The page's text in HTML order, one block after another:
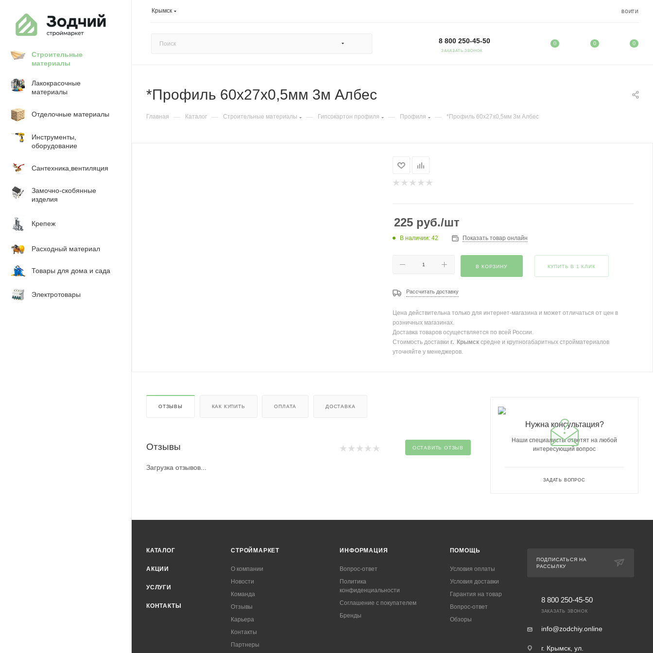
Крымск ВОЙТИ
8 800 250-45-50
ЗАКАЗАТЬ ЗВОНОК
0 0 0
Строительные
материалы
Лакокрасочные
материалы
Отделочные материалы
Инструменты,
оборудование
Сантехника,вентиляция
Замочно-скобянные
изделия
Крепеж
Расходный материал
Товары для дома и сада
Электротовары
*Профиль 60х27х0,5мм 3м Албес
Главная — Каталог — Строительные материалы — Гипсокартон профиля — Профиля — *Профиль 60х27х0,5мм 3м Албес
225руб./шт
В наличии: 42 Показать товар онлайн
В КОРЗИНУ КУПИТЬ В 1 КЛИК
Рассчитать доставку
Цена действительна только для интернет-магазина и может отличаться от цен в
розничных магазинах.
Доставка товаров осуществляется по всей России.
Стоимость доставки г. Крымсксредне и крупногабаритных стройматериалов
уточняйте у менеджеров.
ОТЗЫВЫ КАК КУПИТЬ ОПЛАТА ДОСТАВКА
Отзывы ОСТАВИТЬ ОТЗЫВ
Загрузка отзывов...
Нужна консультация?
Наши специалисты ответят на любой
интересующий вопрос
ЗАДАТЬ ВОПРОС
КАТАЛОГ
АКЦИИ
УСЛУГИ
КОНТАКТЫ
СТРОЙМАРКЕТ
О компании
Новости
Команда
Отзывы
Карьера
Контакты
Партнеры
ИНФОРМАЦИЯ
Вопрос-ответ
Политика
конфиденциальности
Соглашение с покупателем
Бренды
ПОМОЩЬ
Условия оплаты
Условия доставки
Гарантия на товар
Вопрос-ответ
Обзоры
ПОДПИСАТЬСЯ НА
РАССЫЛКУ
8 800 250-45-50
ЗАКАЗАТЬ ЗВОНОК
info@zodchiy.online
г. Крымск, ул.